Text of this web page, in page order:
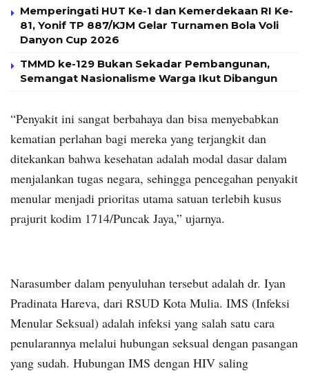
Memperingati HUT Ke-1 dan Kemerdekaan RI Ke-
81, Yonif TP 887/KJM Gelar Turnamen Bola Voli
Danyon Cup 2026
TMMD ke-129 Bukan Sekadar Pembangunan,
Semangat Nasionalisme Warga Ikut Dibangun
“Penyakit ini sangat berbahaya dan bisa menyebabkan
kematian perlahan bagi mereka yang terjangkit dan
ditekankan bahwa kesehatan adalah modal dasar dalam
menjalankan tugas negara, sehingga pencegahan penyakit
menular menjadi prioritas utama satuan terlebih kusus
prajurit kodim 1714/Puncak Jaya,” ujarnya.
Narasumber dalam penyuluhan tersebut adalah dr. Iyan
Pradinata Hareva, dari RSUD Kota Mulia. IMS (Infeksi
Menular Seksual) adalah infeksi yang salah satu cara
penularannya melalui hubungan seksual dengan pasangan
yang sudah. Hubungan IMS dengan HIV saling